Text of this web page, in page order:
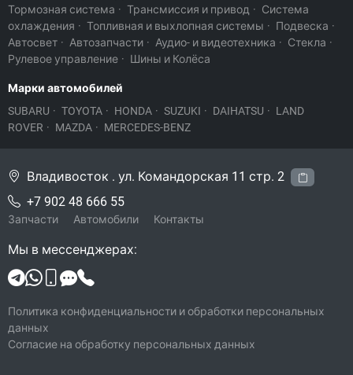
Тормозная система · Трансмиссия и привод · Система
охлаждения · Топливная и выхлопная системы · Подвеска ·
Автосвет · Автозапчасти · Аудио- и видеотехника · Стекла ·
Рулевое управление · Шины и Колёса
Марки автомобилей
SUBARU · TOYOTA · HONDA · SUZUKI · DAIHATSU · LAND
ROVER · MAZDA · MERCEDES-BENZ
Владивосток . ул. Командорская 11 стр. 2
+7 902 48 666 55
Запчасти Автомобили Контакты
Мы в мессенджерах:
Политика конфиденциальности и обработки персональных
данных
Согласие на обработку персональных данных